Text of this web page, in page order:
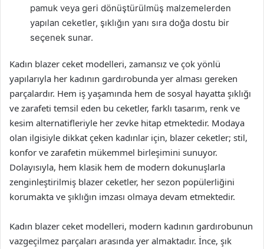
pamuk veya geri dönüştürülmüş malzemelerden
yapılan ceketler, şıklığın yanı sıra doğa dostu bir
seçenek sunar.
Kadın blazer ceket modelleri, zamansız ve çok yönlü
yapılarıyla her kadının gardırobunda yer alması gereken
parçalardır. Hem iş yaşamında hem de sosyal hayatta şıklığı
ve zarafeti temsil eden bu ceketler, farklı tasarım, renk ve
kesim alternatifleriyle her zevke hitap etmektedir. Modaya
olan ilgisiyle dikkat çeken kadınlar için, blazer ceketler; stil,
konfor ve zarafetin mükemmel birleşimini sunuyor.
Dolayısıyla, hem klasik hem de modern dokunuşlarla
zenginleştirilmiş blazer ceketler, her sezon popülerliğini
korumakta ve şıklığın imzası olmaya devam etmektedir.
Kadın blazer ceket modelleri, modern kadının gardırobunun
vazgeçilmez parçaları arasında yer almaktadır. İnce, şık